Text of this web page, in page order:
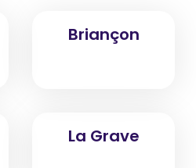
Briançon
La Grave